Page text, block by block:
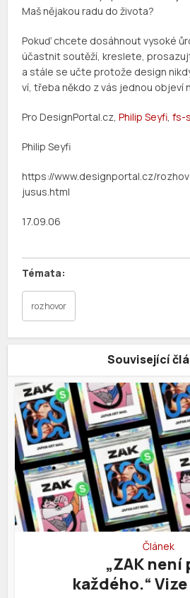
Maš nějakou radu do života?
Pokuď chcete dosáhnout vysoké
účastnit soutěží, kreslete,
a stále se učte protože design
ví, třeba někdo z vás jednou objeví
Pro DesignPortal.cz,Philip Seyfi,fs-
Philip Seyfi
https://www.designportal.cz/
jusus.html
17.09.06
rozhovor
Související
Článek
„ZAK není
každého.“